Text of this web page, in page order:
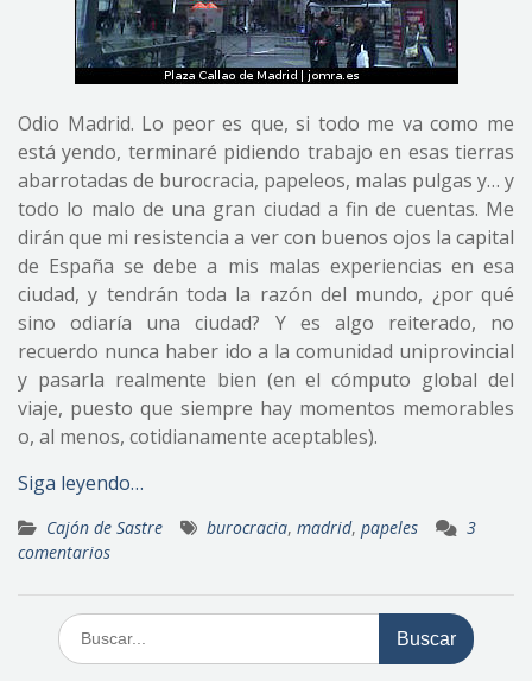
Odio Madrid. Lo peor es que, si todo me va como me
está yendo, terminaré pidiendo trabajo en esas tierras
abarrotadas de burocracia, papeleos, malas pulgas y… y
todo lo malo de una gran ciudad a fin de cuentas. Me
dirán que mi resistencia a ver con buenos ojos la capital
de España se debe a mis malas experiencias en esa
ciudad, y tendrán toda la razón del mundo, ¿por qué
sino odiaría una ciudad? Y es algo reiterado, no
recuerdo nunca haber ido a la comunidad uniprovincial
y pasarla realmente bien (en el cómputo global del
viaje, puesto que siempre hay momentos memorables
o, al menos, cotidianamente aceptables).
Siga leyendo…
Cajón de Sastre burocracia, madrid, papeles
3
comentarios
Buscar: